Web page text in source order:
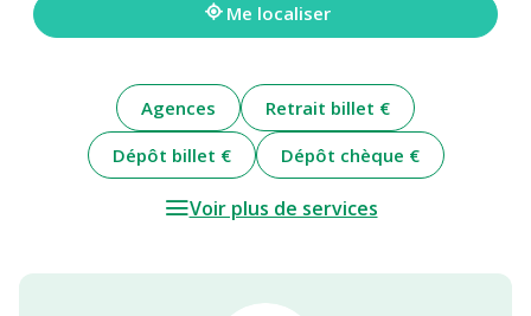
Me localiser
Agences
Retrait billet €
Dépôt billet €
Dépôt chèque €
Voir plus de services